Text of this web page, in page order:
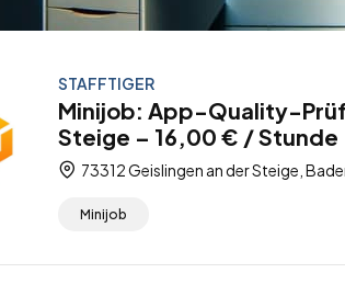
STAFFTIGER
Minijob: App-Quality-
Steige – 16,00 € / Stunde
73312 Geislingen an der Steige,
Minijob